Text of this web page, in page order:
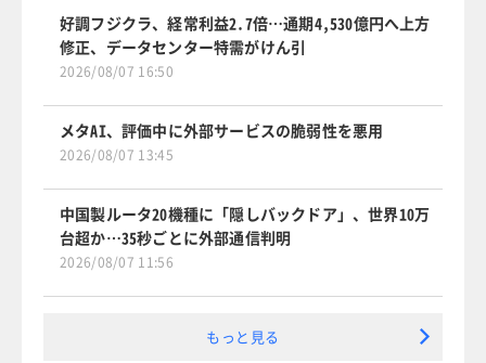
好調フジクラ、経常利益2.7倍…通期4,530億円へ上方
修正、データセンター特需がけん引
2026/08/07 16:50
メタAI、評価中に外部サービスの脆弱性を悪用
2026/08/07 13:45
中国製ルータ20機種に「隠しバックドア」、世界10万
台超か…35秒ごとに外部通信判明
2026/08/07 11:56
もっと見る